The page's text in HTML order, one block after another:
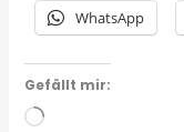
WhatsApp
Gefällt mir:
Wird